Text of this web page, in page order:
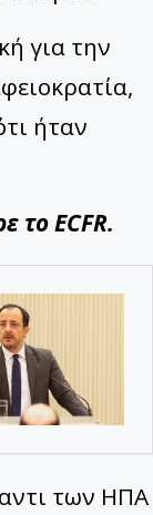
για την
ήταν
το ECFR.
των ΗΠΑ